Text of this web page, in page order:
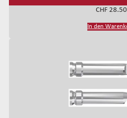
CHF28.50
In den